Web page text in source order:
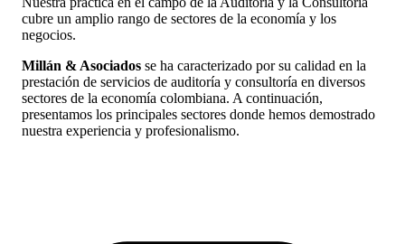
cubre un amplio rango de sectores de la economía y los
negocios.
Millán & Asociados se ha caracterizado por su calidad en la
prestación de servicios de auditoría y consultoría en diversos
sectores de la economía colombiana. A continuación,
presentamos los principales sectores donde hemos demostrado
nuestra experiencia y profesionalismo.